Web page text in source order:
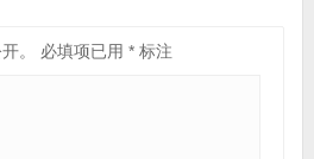
。 必填项已用 *标注